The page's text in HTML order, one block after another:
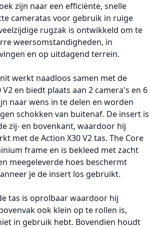
zijn naar een efficiënte, snelle
cameratas voor gebruik in ruige
rugzak is ontwikkeld om te
weersomstandigheden, in
en op uitdagend terrein.
werkt naadloos samen met de
en biedt plaats aan 2 camera's en 6
naar wens in te delen en worden
schokken van buitenaf. De insert is
zij- en bovenkant, waardoor hij
met de Action X30 V2 tas. The Core
frame en is bekleed met zacht
meegeleverde hoes beschermt
je de insert los gebruikt.
tas is oprolbaar waardoor hij
ook klein op te rollen is,
in gebruik hebt. Bovendien houdt